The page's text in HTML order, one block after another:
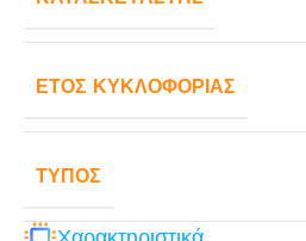
ΈΤΟΣ ΚΥΚΛΟΦΟΡΊΑΣ
ΤΎΠΟΣ